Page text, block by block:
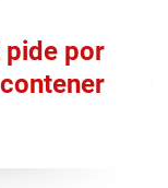
pide por